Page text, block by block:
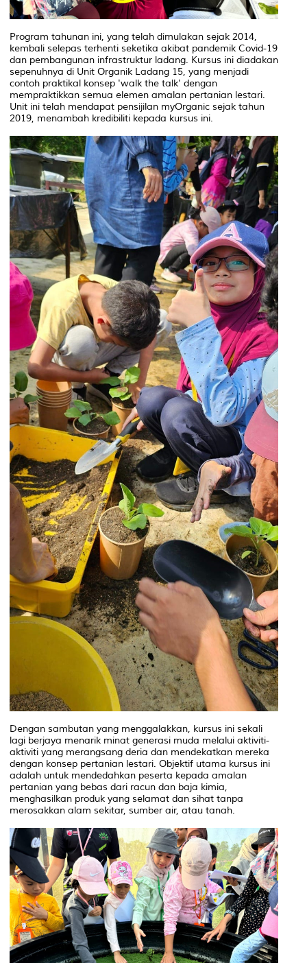
Program tahunan ini, yang telah dimulakan sejak 2014,
kembali selepas terhenti seketika akibat pandemik Covid-19
dan pembangunan infrastruktur ladang. Kursus ini diadakan
sepenuhnya di Unit Organik Ladang 15, yang menjadi
contoh praktikal konsep 'walk the talk' dengan
mempraktikkan semua elemen amalan pertanian lestari.
Unit ini telah mendapat pensijilan myOrganic sejak tahun
2019, menambah kredibiliti kepada kursus ini.
Dengan sambutan yang menggalakkan, kursus ini sekali
lagi berjaya menarik minat generasi muda melalui aktiviti-
aktiviti yang merangsang deria dan mendekatkan mereka
dengan konsep pertanian lestari. Objektif utama kursus ini
adalah untuk mendedahkan peserta kepada amalan
pertanian yang bebas dari racun dan baja kimia,
menghasilkan produk yang selamat dan sihat tanpa
merosakkan alam sekitar, sumber air, atau tanah.